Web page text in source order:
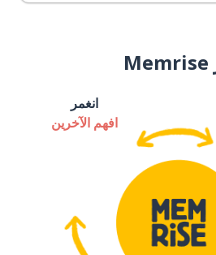
انغمر
افهم الآخرين